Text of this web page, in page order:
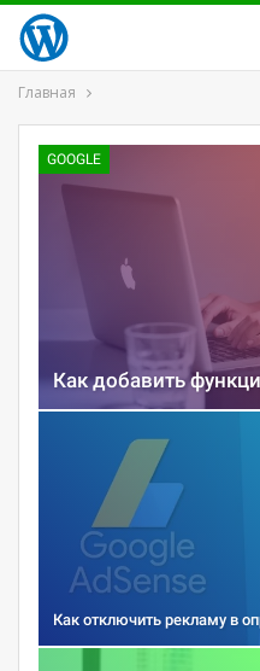
Главная
GOOGLE
Как добавить
Как отключить рекламу в